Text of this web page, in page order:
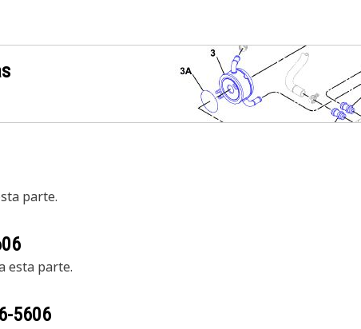
parte.
esta parte.
5606